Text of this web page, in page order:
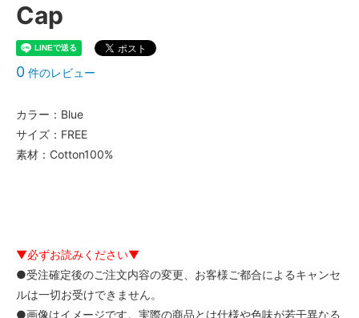
Cap
0 件のレビュー
カラー：Blue
サイズ：FREE
素材：Cotton100%
▼必ずお読みください▼
●受注確定後のご注文内容の変更、お客様ご都合によるキャンセ
ルは一切お受けできません。
●画像はイメージです。実際の商品とは仕様や色味が若干異なる